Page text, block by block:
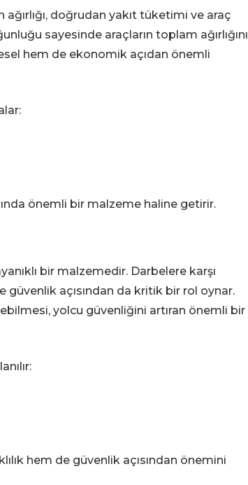
doğrudan yakıt tüketimi ve araç
sayesinde araçların toplam ağırlığını
hem de ekonomik açıdan önemli
önemli bir malzeme haline getirir.
bir malzemedir. Darbelere karşı
açısından da kritik bir rol oynar.
yolcu güvenliğini artıran önemli bir
hem de güvenlik açısından önemini